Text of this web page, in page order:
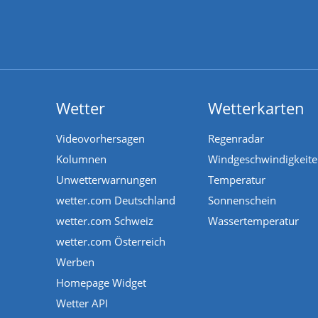
Wetter
Videovorhersagen
Kolumnen
Unwetterwarnungen
wetter.com Deutschland
wetter.com Schweiz
wetter.com Österreich
Werben
Homepage Widget
Wetter API
Wetterkarten
Regenradar
Temperatur
Sonnenschein
Wassertemperatur